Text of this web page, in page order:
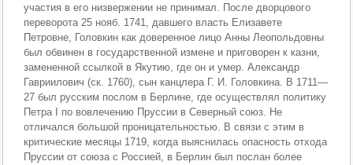
участия в его низвержении не принимал. После дворцового
переворота 25 нояб. 1741, давшего власть Елизавете
Петровне, Головкин как доверенное лицо Анны Леопольдовны
был обвинен в государственной измене и приговорен к казни,
замененной ссылкой в Якутию, где он и умер. Александр
Гавриилович (ск. 1760), сын канцлера Г. И. Головкина. В 1711—
27 был русским послом в Берлине, где осуществлял политику
Петра I по вовлечению Пруссии в Северный союз. Не
отличался большой проницательностью. В связи с этим в
критические месяцы 1719, когда выяснилась опасность отхода
Пруссии от союза с Россией, в Берлин был послан более